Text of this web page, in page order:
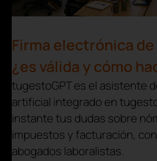
Firma electrónica
¿es válida y cómo
tugestoGPT es el asistente
artificial integrado en
instante tus dudas sobre
impuestos y facturación,
abogados laboralistas.